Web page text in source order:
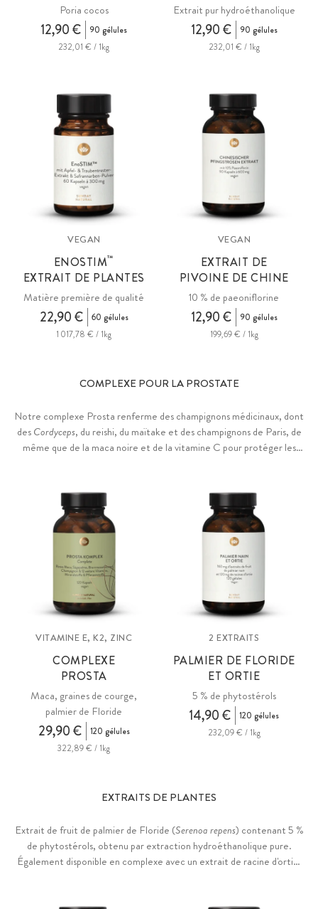
Poria cocos
12,90 €
90 gélules
232,01 € / 1kg
Extrait pur hydroéthanolique
12,90 €
90 gélules
232,01 € / 1kg
VEGAN
ENOSTIM™
EXTRAIT DE PLANTES
Matière première de qualité
22,90 €
60 gélules
1 017,78 € / 1kg
VEGAN
EXTRAIT DE
PIVOINE DE CHINE
10 % de paeoniflorine
12,90 €
90 gélules
199,69 € / 1kg
COMPLEXE POUR LA PROSTATE
Notre complexe Prosta renferme des champignons médicinaux, dont
desCordyceps, du reishi, du maïtake et des champignons de Paris, de
même que de la maca noire et de la vitamine C pour protéger les
naturopathe et auteure possédant plus de 20 ans d'expérience.
VITAMINE E, K2, ZINC
COMPLEXE
PROSTA
Maca, graines de courge,
palmier de Floride
29,90 €
120 gélules
322,89 € / 1kg
2 EXTRAITS
PALMIER DE FLORIDE
ET ORTIE
5 % de phytostérols
14,90 €
120 gélules
232,09 € / 1kg
EXTRAITS DE PLANTES
Extrait de fruit de palmier de Floride (Serenoa repens) contenant 5 %
de phytostérols, obtenu par extraction hydroéthanolique pure.
Également disponible en complexe avec un extrait de racine d'ortie.